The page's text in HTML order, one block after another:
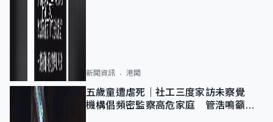
新聞資訊 港聞
五歲童遭虐死｜社工三度家訪未察覺
機構倡頻密監察高危家庭 管浩鳴籲加